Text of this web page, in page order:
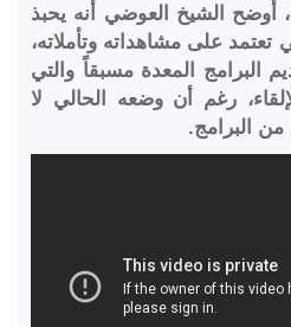
أوضح الشيخ العوضي أنه يحبذ
تعتمد على مشاهداته وتأملاته،
البرامج المعدة مسبقاً والتي
رغم أن وضعه الحالي لا
من البرامج.